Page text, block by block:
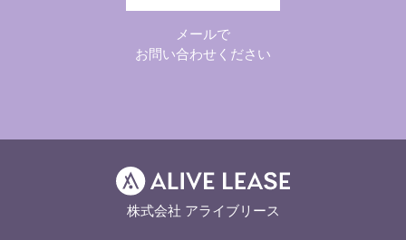
メールで
お問い合わせください
株式会社 アライブリース